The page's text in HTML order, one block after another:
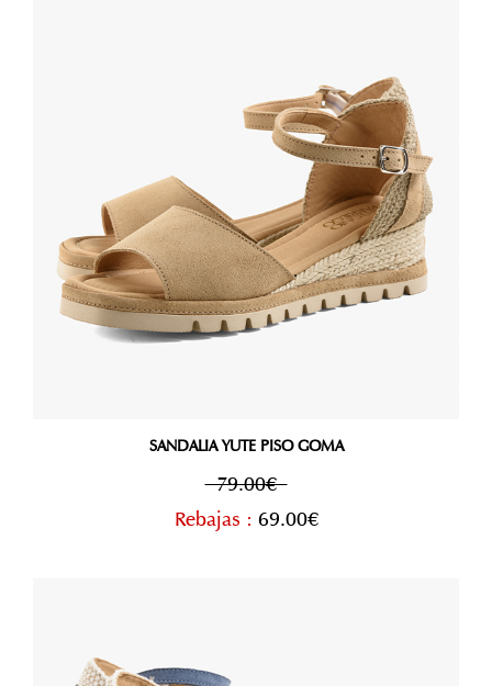
SANDALIA YUTE PISO GOMA
79.00€
Rebajas : 69.00€